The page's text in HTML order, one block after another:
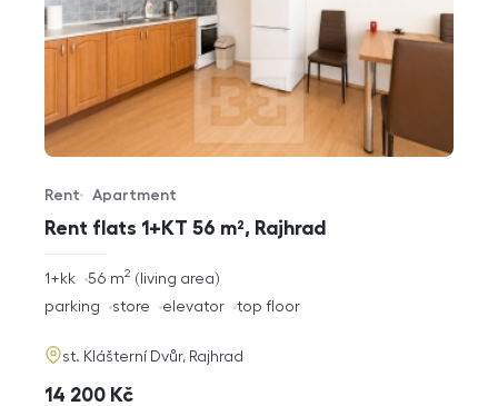
Rent flats 1+KT 56 m², Rajhrad
Offer type
Rent
Property type
Apartment
rozměry
disposition
1+kk living area
56 m2
funkce
parking store elevator top floor
adresa
st. Klášterní Dvůr, Rajhrad
cena
14 200 Kč